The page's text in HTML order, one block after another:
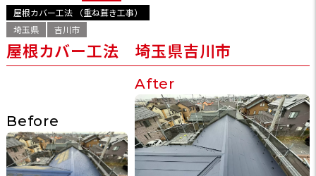
屋根カバー工法 （重ね葺き工事）
埼玉県
吉川市
屋根カバー工法 埼玉県吉川市
Before
After